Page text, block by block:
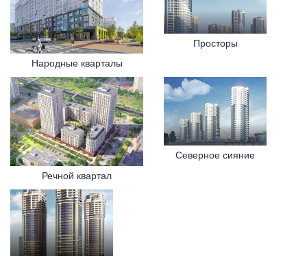
Народные кварталы
Просторы
Речной квартал
Северное сияние